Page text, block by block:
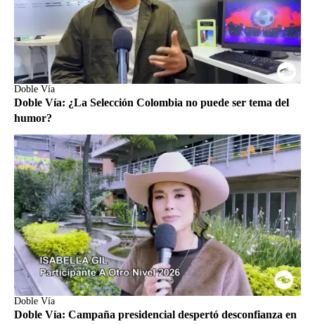
Doble Vía
Doble Vía: ¿La Selección Colombia no puede ser tema del
humor?
Doble Vía
Doble Vía: Campaña presidencial despertó desconfianza en